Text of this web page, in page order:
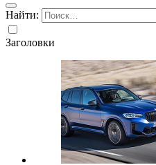
Найти:
Заголовки